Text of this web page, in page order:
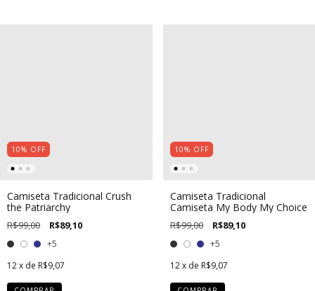
10% OFF
Camiseta Tradicional Crush
the Patriarchy
R$99,00 R$89,10
+5
12x de R$9,07
10% OFF
Camiseta Tradicional
Camiseta My Body My Choice
R$99,00 R$89,10
+5
12 x de R$9,07